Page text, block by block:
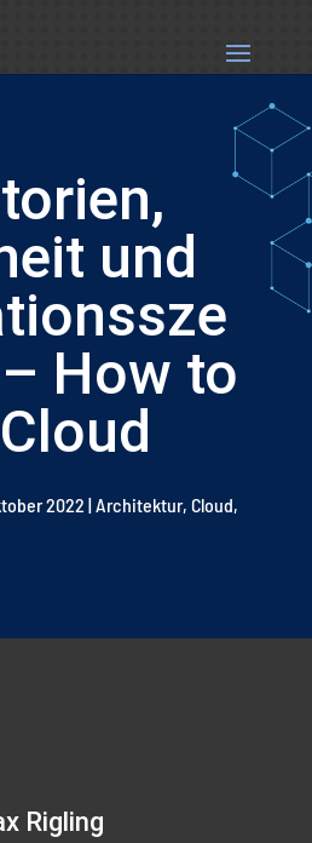
und
How to
2022 |Architektur, Cloud,
Rigling